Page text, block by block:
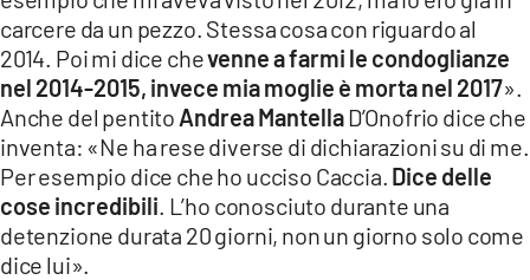
carcere da un pezzo. Stessa cosa con riguardo al
2014. Poi mi dice chevenne a farmi le condoglianze
nel 2014-2015, invece mia moglie è morta nel 2017».
Anche del pentito Andrea MantellaD’Onofrio dice che
inventa: «Ne ha rese diverse di dichiarazioni su di me.
Per esempio dice che ho ucciso Caccia. Dice delle
cose incredibili . L’ho conosciuto durante una
detenzione durata 20 giorni, non un giorno solo come
dice lui».